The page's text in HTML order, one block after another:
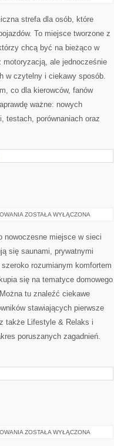
strefa dla osób, które
To miejsce tworzone z
chcą być na bieżąco w
ale jednocześnie
w czytelny i ciekawy sposób.
co dla kierowców, fanów
ważne: nowych
testach, porównaniach oraz
DOMOWE
ZOSTAŁA WYŁĄCZONA
nowoczesne miejsce w sieci
się saunami, prywatnymi
rozumianym komfortem
się na tematyce domowego
tu znaleźć ciekawe
stawiających pierwsze
także Lifestyle & Relaks i
poruszanych zagadnień.
ADOPCJA
ZOSTAŁA WYŁĄCZONA